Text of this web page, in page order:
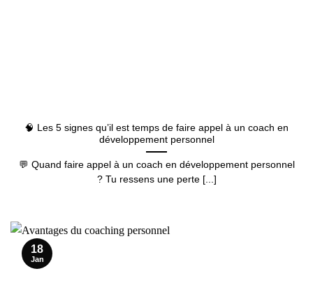
🧠 Les 5 signes qu’il est temps de faire appel à un coach en
développement personnel
💬 Quand faire appel à un coach en développement personnel
? Tu ressens une perte [...]
18
Jan